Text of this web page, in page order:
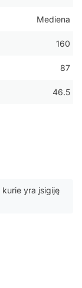
Mediena
160
87
46.5
yra įsigiję